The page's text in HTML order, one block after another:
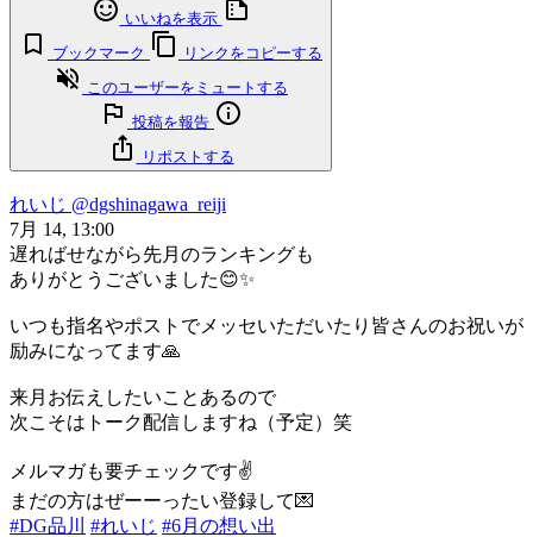
いいねを表示
ブックマーク
リンクをコピーする
このユーザーをミュートする
投稿を報告
リポストする
れいじ @dgshinagawa_reiji
7月 14, 13:00
遅ればせながら先月のランキングも
ありがとうございました😊✨
いつも指名やポストでメッセいただいたり皆さんのお祝いが
励みになってます🙏
来月お伝えしたいことあるので
次こそはトーク配信しますね（予定）笑
メルマガも要チェックです✌️
まだの方はぜーーったい登録して💌
#DG品川
#れいじ #6月の想い出